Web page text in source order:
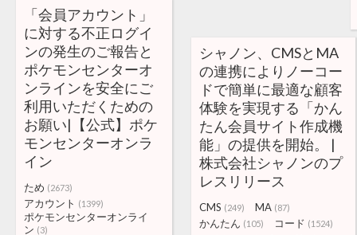
「会員アカウント」
に対する不正ログイ
ンの発生のご報告と
ポケモンセンターオ
ンラインを安全にご
利用いただくための
お願い|【公式】ポケ
モンセンターオンラ
イン
ため (2673)
アカウント (1399)
ポケモンセンターオンライ
ン (3)
シャノン、CMSとMA
の連携によりノーコー
ドで簡単に最適な顧客
体験を実現する「かん
たん会員サイト作成機
能」の提供を開始。 |
株式会社シャノンのプ
レスリリース
CMS (249) MA (87)
かんたん (105) コード (1524)